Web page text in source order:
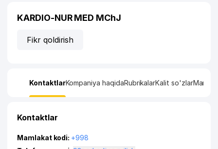
KARDIO-NUR MED MChJ
Fikr qoldirish
KontaktlarKompaniya haqidaRubrikalarKalit so'zlarManzil
Kontaktlar
Mamlakat kodi: +998